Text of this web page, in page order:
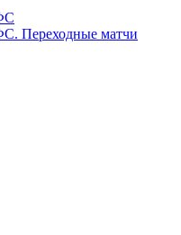
Переходные матчи